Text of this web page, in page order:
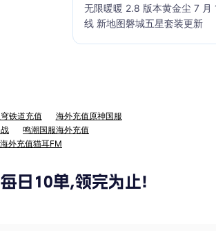
无限暖暖 2.8 版本黄金尘 7 月
线 新地图磐城五星套装更新
铁道充值
海外充值原神国服
鸣潮国服海外充值
海外充值猫耳FM